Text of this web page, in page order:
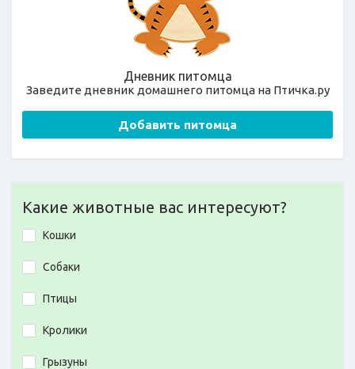
Дневник питомца
Заведите дневник домашнего питомца на Птичка.ру
Добавить питомца
Какие животные вас интересуют?
Кошки
Собаки
Птицы
Кролики
Грызуны